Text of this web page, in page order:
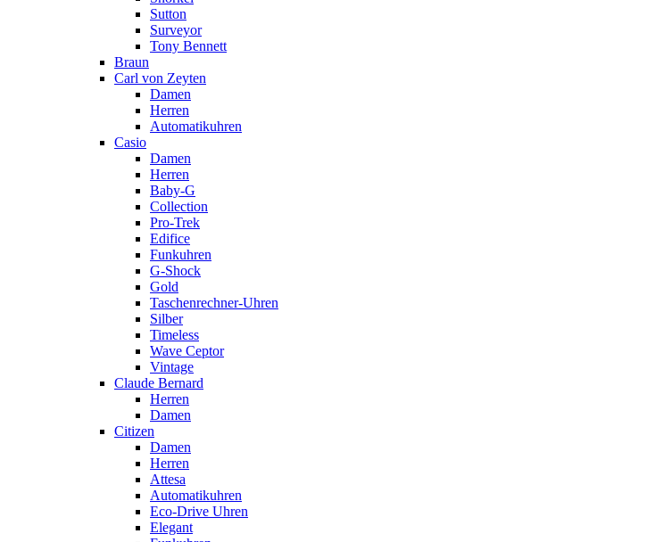
Sutton
Surveyor
Tony Bennett
Braun
Carl von Zeyten
Damen
Herren
Automatikuhren
Casio
Damen
Herren
Baby-G
Collection
Pro-Trek
Edifice
Funkuhren
G-Shock
Gold
Taschenrechner-Uhren
Silber
Timeless
Wave Ceptor
Vintage
Claude Bernard
Herren
Damen
Citizen
Damen
Herren
Attesa
Automatikuhren
Eco-Drive Uhren
Elegant